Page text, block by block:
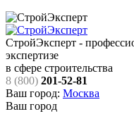
СтройЭксперт -
экспертизе
в сфере строительства
8 (800) 201-52-81
Ваш город: Москва
Ваш город